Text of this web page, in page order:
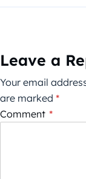
Leave a
Your email
are marked *
Comment *